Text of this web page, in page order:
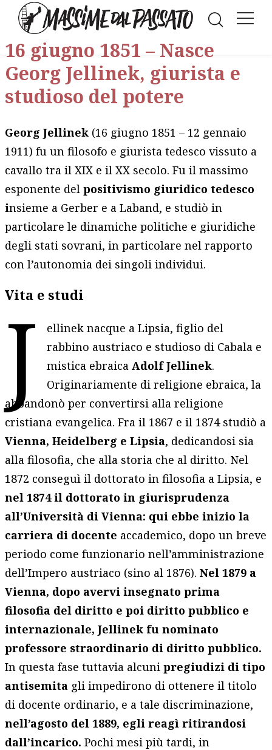
FacebookLinkedIn
16 giugno 1851 – Nasce
Georg Jellinek, giurista e
studioso del potere
Georg Jellinek (16 giugno 1851 – 12 gennaio
1911) fu un filosofo e giurista tedesco vissuto a
cavallo tra il XIX e il XX secolo. Fu il massimo
esponente delpositivismo giuridico tedesco
insieme a Gerber e a Laband, e studiò in
particolare le dinamiche politiche e giuridiche
degli stati sovrani, in particolare nel rapporto
con l’autonomia dei singoli individui.
Vita e studi
J
ellinek nacque a Lipsia, figlio del
rabbino austriaco e studioso di Cabala e
mistica ebraicaAdolf Jellinek.
Originariamente di religione ebraica, la
abbandonò per convertirsi alla religione
cristiana evangelica. Fra il 1867 e il 1874 studiò a
Vienna, Heidelberg e Lipsia, dedicandosi sia
alla filosofia, che alla storia che al diritto. Nel
1872 conseguì il dottorato in filosofia a Lipsia, e
nel 1874 il dottorato in giurisprudenza
all’Università diVienna: qui ebbe inizio la
carriera di docente accademico, dopo un breve
periodo come funzionario nell’amministrazione
dell’Impero austriaco (sino al 1876).Nel 1879 a
Vienna, dopo avervi insegnato prima
filosofia del diritto e poi diritto pubblico e
internazionale, Jellinek fu nominato
professore straordinario di diritto pubblico.
In questa fase tuttavia alcunipregiudizi di tipo
antisemita gli impedirono di ottenere il titolo
di docente ordinario, e a tale discriminazione,
nell’agosto del 1889, egli reagì ritirandosi
dall’incarico.Pochi mesi più tardi, in